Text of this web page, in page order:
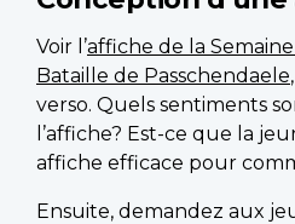
Voir l’affiche de la
Bataille de Passchendaele
verso. Quels sentiments
l’affiche? Est-ce que la
affiche efficace pour
Ensuite, demandez aux